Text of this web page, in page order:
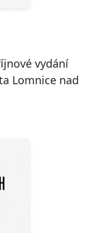
vydání
Lomnice nad